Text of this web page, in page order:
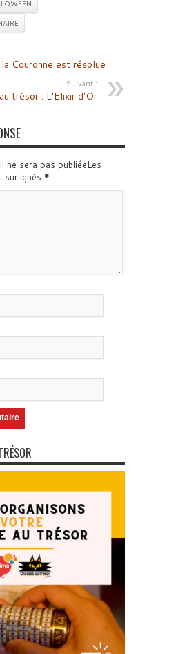
la Couronne est résolue
Suivant :
trésor : L’Elixir d’Or
ne sera pas publiéeLes
surlignés *